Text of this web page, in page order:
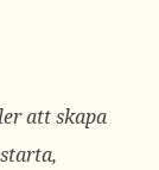
att skapa